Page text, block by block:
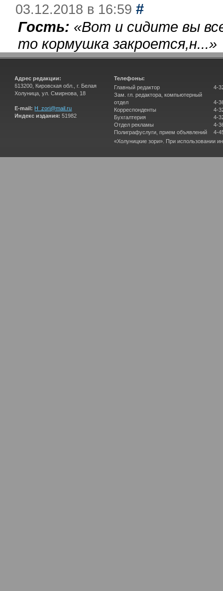
03.12.2018 в 16:59 #
Гость: «Вот и сидите вы
то кормушка закроется,н...»
Адрес редакции:
613200, Кировская обл., г. Белая
Холуница, ул. Смирнова, 18
E-mail: H_zori@mail.ru
Индекс издания: 51982
Телефоны:
Главный редактор
Зам. гл. редактора, компьютерный
отдел
Корреспонденты
Бухгалтерия
Отдел рекламы
Полиграфуслуги, прием объявлений
4-
4-
4-
4-
4-
4-
«Холуницкие зори». При использовании